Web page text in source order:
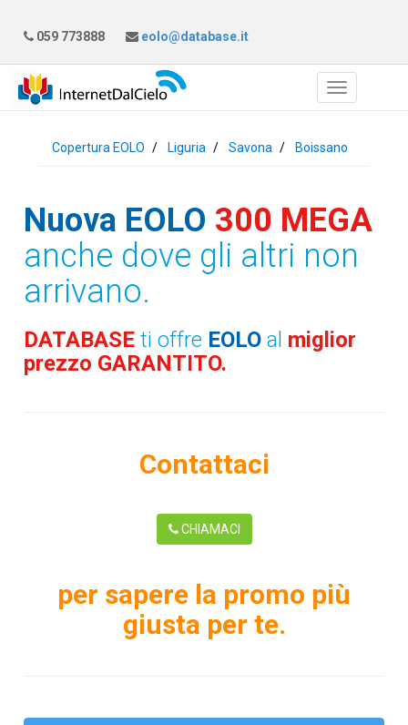
059 773888 eolo@database.it
Copertura EOLO Liguria Savona Boissano
Nuova EOLO 300 MEGA
anche dove gli altri non
arrivano.
DATABASEti offre EOLO al miglior
prezzo GARANTITO.
Contattaci
CHIAMACI
per sapere la promo più
giusta per te.